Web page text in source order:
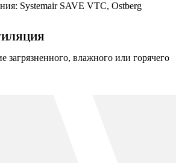
Systemair SAVE VTC, Ostberg
загрязненного, влажного или горячего